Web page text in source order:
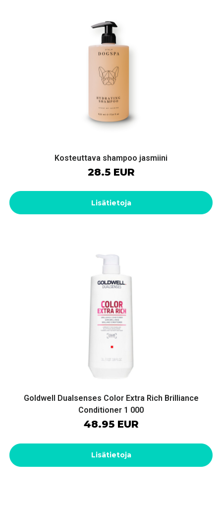
Kosteuttava shampoo jasmiini
28.5 EUR
Lisätietoja
Goldwell Dualsenses Color Extra Rich Brilliance
Conditioner 1 000
48.95 EUR
Lisätietoja